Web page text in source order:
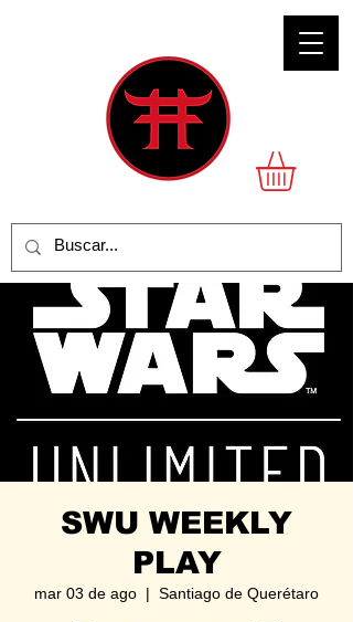
SWU WEEKLY
PLAY
mar 03 de ago
  |
Santiago de Querétaro